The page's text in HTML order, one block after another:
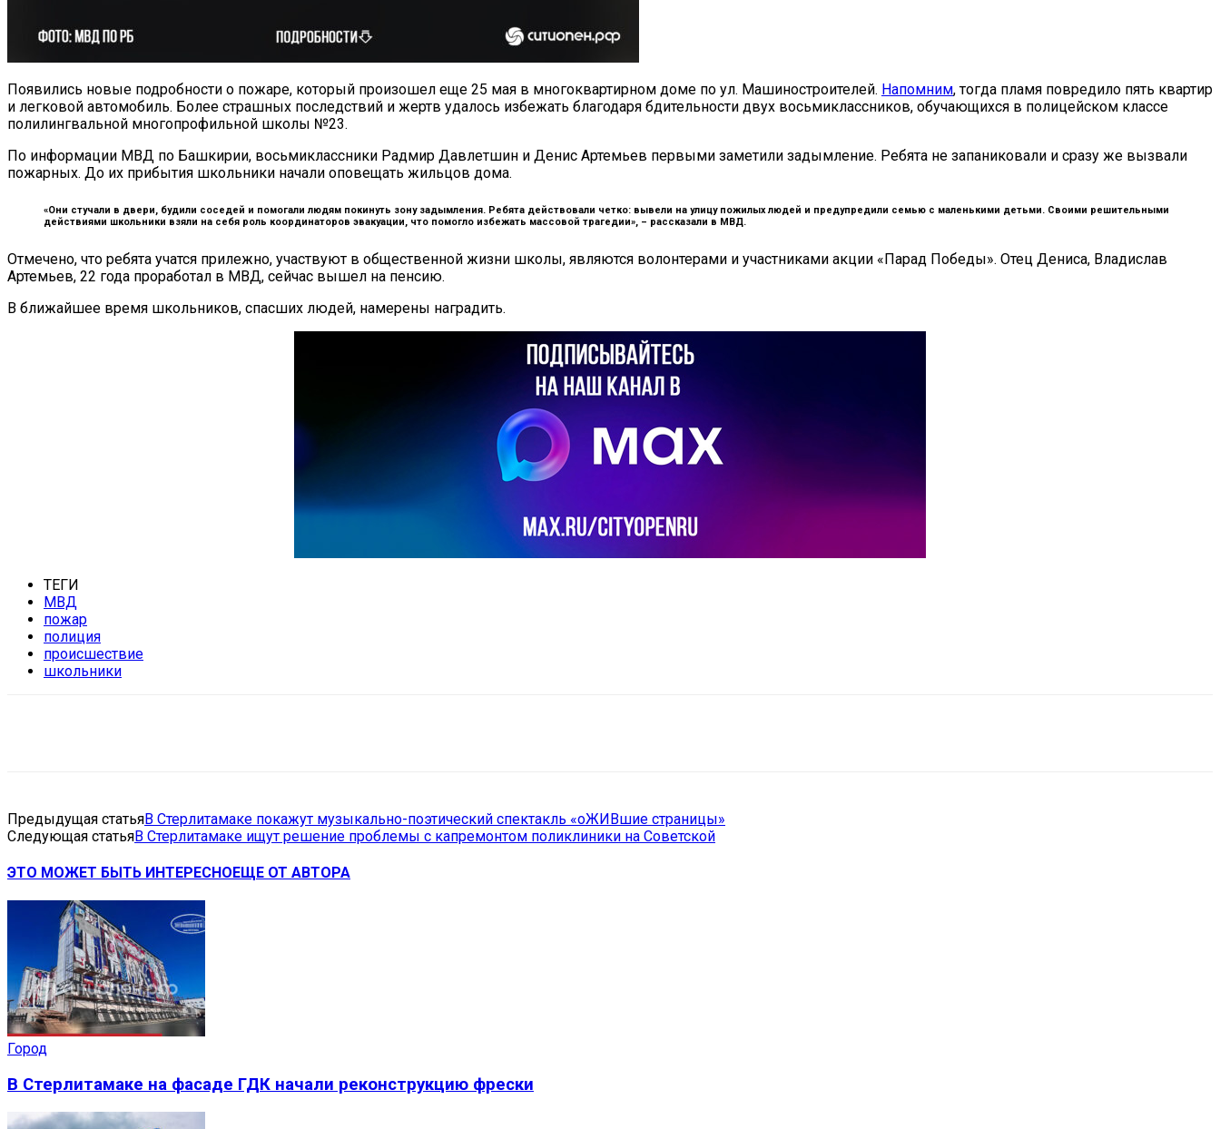
Появились новые подробности о пожаре, который произошел еще 25 мая в многоквартирном доме по ул. Машиностроителей. Напомним, тогда пламя повредило пять квартир
и легковой автомобиль. Более страшных последствий и жертв удалось избежать благодаря бдительности двух восьмиклассников, обучающихся в полицейском классе
полилингвальной многопрофильной школы №23.
По информации МВД по Башкирии, восьмиклассники Радмир Давлетшин и Денис Артемьев первыми заметили задымление. Ребята не запаниковали и сразу же вызвали
пожарных. До их прибытия школьники начали оповещать жильцов дома.
«Они стучали в двери, будили соседей и помогали людям покинуть зону задымления. Ребята действовали четко: вывели на улицу пожилых людей и предупредили семью с маленькими детьми. Своими решительными
действиями школьники взяли на себя роль координаторов эвакуации, что помогло избежать массовой трагедии», – рассказали в МВД.
Отмечено, что ребята учатся прилежно, участвуют в общественной жизни школы, являются волонтерами и участниками акции «Парад Победы». Отец Дениса, Владислав
Артемьев, 22 года проработал в МВД, сейчас вышел на пенсию.
В ближайшее время школьников, спасших людей, намерены наградить.
ТЕГИ
МВД
пожар
полиция
происшествие
школьники
Предыдущая статьяВ Стерлитамаке покажут музыкально-поэтический спектакль «оЖИВшие страницы»
Следующая статьяВ Стерлитамаке ищут решение проблемы с капремонтом поликлиники на Советской
ЭТО МОЖЕТ БЫТЬ ИНТЕРЕСНОЕЩЕ ОТ АВТОРА
Город
В Стерлитамаке на фасаде ГДК начали реконструкцию фрески